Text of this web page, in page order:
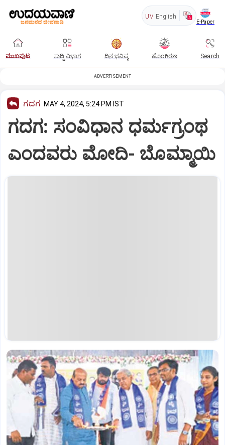
UV English
E-Paper
ಮುಖಪುಟ ಸುದ್ದಿ ವಿಭಾಗ ದಿನ ಭವಿಷ್ಯ ಹೊಂಗಿರಣ Search
ADVERTISEMENT
ಗದಗ MAY 4, 2024, 5:24 PM IST
ಗದಗ: ಸಂವಿಧಾನ ಧರ್ಮಗ್ರಂಥ
ಎಂದವರು ಮೋದಿ- ಬೊಮ್ಮಾಯಿ